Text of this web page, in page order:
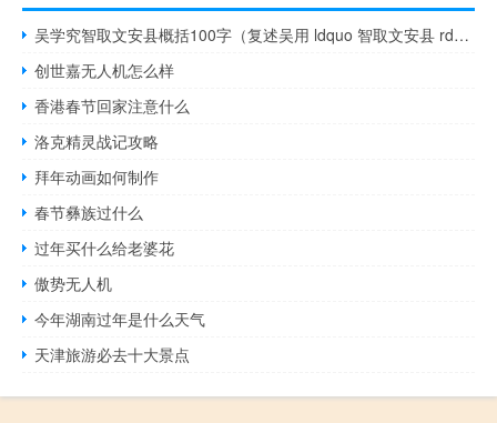
吴学究智取文安县概括100字（复述吴用 ldquo 智取文安县 rdquo 50字左右）
创世嘉无人机怎么样
香港春节回家注意什么
洛克精灵战记攻略
拜年动画如何制作
春节彝族过什么
过年买什么给老婆花
傲势无人机
今年湖南过年是什么天气
天津旅游必去十大景点